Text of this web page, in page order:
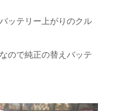
ッテリー上がりのクル
ので純正の替えバッテ